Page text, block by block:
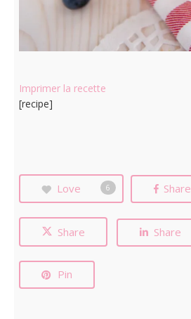
Imprimer la recette
[recipe]
Love 6 Share
Share Share
Pin